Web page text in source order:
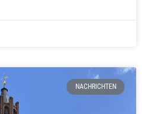
NACHRICHTEN